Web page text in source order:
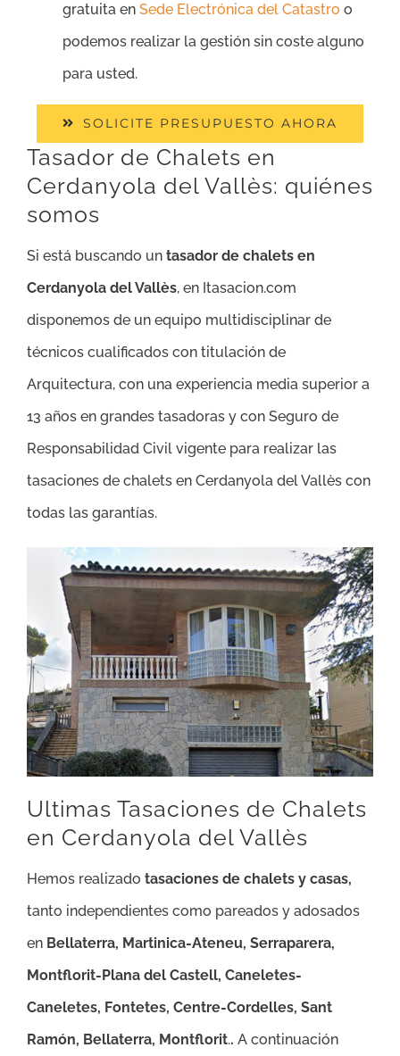
gratuita en Sede Electrónica del Catastro o
podemos realizar la gestión sin coste alguno
para usted.
SOLICITE PRESUPUESTO AHORA
Tasador de Chalets en
Cerdanyola del Vallès: quiénes
somos
Si está buscando un tasador de chalets en
Cerdanyola del Vallès, en Itasacion.com
disponemos de un equipo multidisciplinar de
técnicos cualificados con titulación de
Arquitectura, con una experiencia media superior a
13 años en grandes tasadoras y con Seguro de
Responsabilidad Civil vigente para realizar las
tasaciones de chalets en Cerdanyola del Vallès con
todas las garantías.
Ultimas Tasaciones de Chalets
en Cerdanyola del Vallès
Hemos realizado tasaciones de chalets y casas,
tanto independientes como pareados y adosados
en Bellaterra, Martinica-Ateneu, Serraparera,
Montflorit-Plana del Castell, Caneletes-
Caneletes, Fontetes, Centre-Cordelles, Sant
Ramón, Bellaterra, Montflorit.. A continuación